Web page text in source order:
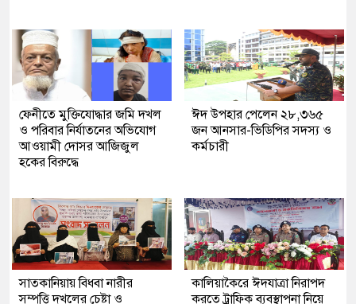
ফেনীতে মুক্তিযোদ্ধার জমি দখল
ও পরিবার নির্যাতনের অভিযোগ
আওয়ামী দোসর আজিজুল
হকের বিরুদ্ধে
ঈদ উপহার পেলেন ২৮,৩৬৫
জন আনসার-ভিডিপির সদস্য ও
কর্মচারী
সাতকানিয়ায় বিধবা নারীর
সম্পত্তি দখলের চেষ্টা ও
কালিয়াকৈরে ঈদযাত্রা নিরাপদ
করতে ট্রাফিক ব্যবস্থাপনা নিয়ে